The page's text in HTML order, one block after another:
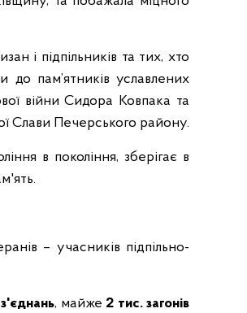
і підпільників та тих, хто
до пам’ятників уславлених
війни Сидора Ковпака та
Слави Печерського району.
в покоління, зберігає в
– учасників підпільно-
, майже 2 тис. загонів